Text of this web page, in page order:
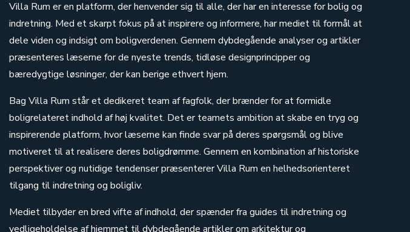
Villa Rum er en platform, der henvender sig til alle, der har en interesse for bolig og
indretning. Med et skarpt fokus på at inspirere og informere, har mediet til formål at
dele viden og indsigt om boligverdenen. Gennem dybdegående analyser og artikler
præsenteres læserne for de nyeste trends, tidløse designprincipper og
bæredygtige løsninger, der kan berige ethvert hjem.
Bag Villa Rum står et dedikeret team af fagfolk, der brænder for at formidle
boligrelateret indhold af høj kvalitet. Det er teamets ambition at skabe en tryg og
inspirerende platform, hvor læserne kan finde svar på deres spørgsmål og blive
motiveret til at realisere deres boligdrømme. Gennem en kombination af historiske
perspektiver og nutidige tendenser præsenterer Villa Rum en helhedsorienteret
tilgang til indretning og boligliv.
Mediet tilbyder en bred vifte af indhold, der spænder fra guides til indretning og
vedligeholdelse af hjemmet til dybdegående artikler om arkitektur og